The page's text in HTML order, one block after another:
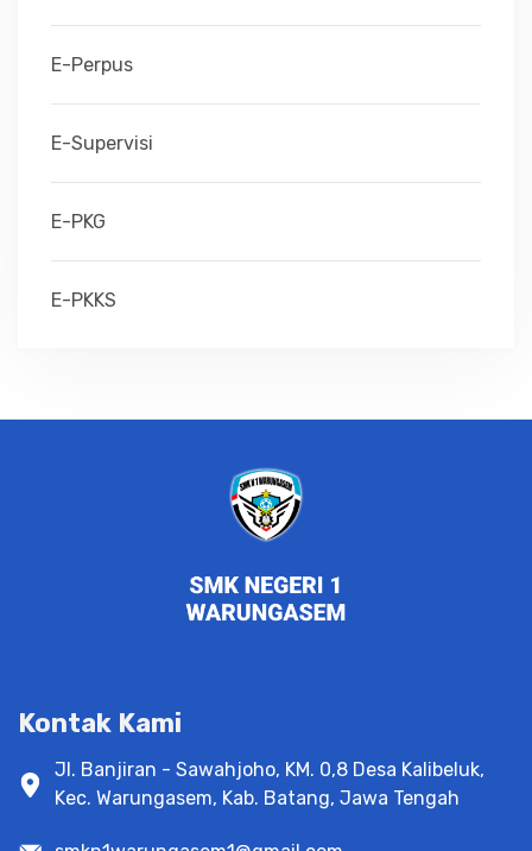
E-Perpus
E-Supervisi
E-PKG
E-PKKS
Kontak Kami
Jl. Banjiran - Sawahjoho, KM. 0,8 Desa Kalibeluk,
Kec. Warungasem, Kab. Batang, Jawa Tengah